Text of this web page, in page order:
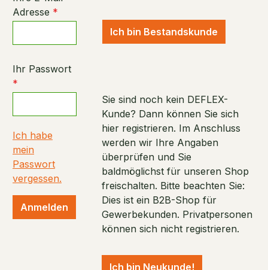
Adresse *
Ihr Passwort
*
Ich habe
mein
Passwort
vergessen.
Anmelden
Ich bin Bestandskunde
Sie sind noch kein DEFLEX-
Kunde? Dann können Sie sich
hier registrieren. Im Anschluss
werden wir Ihre Angaben
überprüfen und Sie
baldmöglichst für unseren Shop
freischalten. Bitte beachten Sie:
Dies ist ein B2B-Shop für
Gewerbekunden. Privatpersonen
können sich nicht registrieren.
Ich bin Neukunde!